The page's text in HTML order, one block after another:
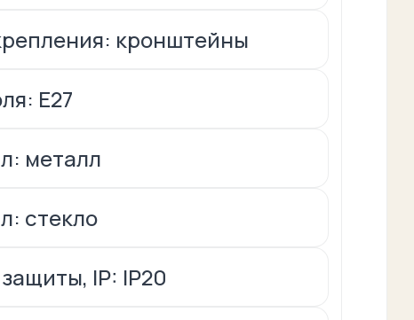
кронштейны
E27
металл
стекло
IP: IP20